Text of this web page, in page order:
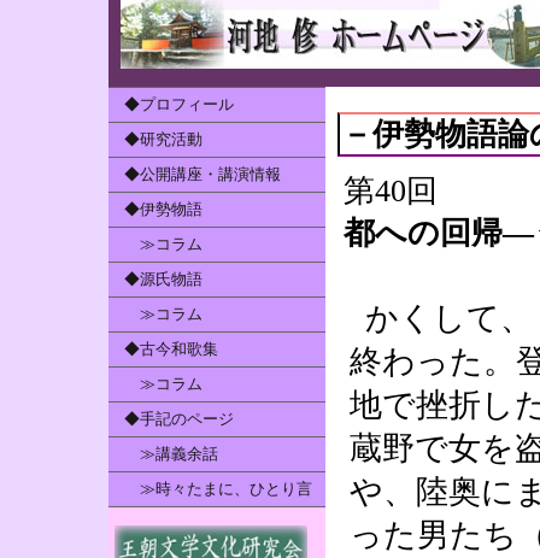
◆プロフィール
◆研究活動
◆公開講座・講演情報
◆伊勢物語
≫コラム
◆源氏物語
≫コラム
◆古今和歌集
≫コラム
◆手記のページ
≫講義余話
≫時々たまに、ひとり言
－伊勢物語
第40回
都への回帰―
かくして
終わった。
地で挫折し
蔵野で女を
や、陸奥に
った男たち